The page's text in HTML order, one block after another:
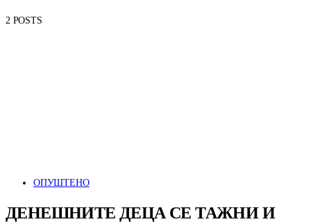
2 POSTS
ОПУШТЕНО
ДЕНЕШНИТЕ ДЕЦА СЕ ТАЖНИ И